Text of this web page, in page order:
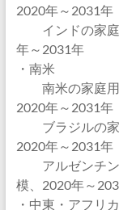
2020年～2031年
インドの家庭
年～2031年
・南米
南米の家庭用
2020年～2031年
ブラジルの家
2020年～2031年
アルゼンチン
模、2020年～
・中東・アフリカ